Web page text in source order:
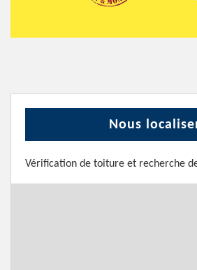
Nous
Vérification de toiture et recherche